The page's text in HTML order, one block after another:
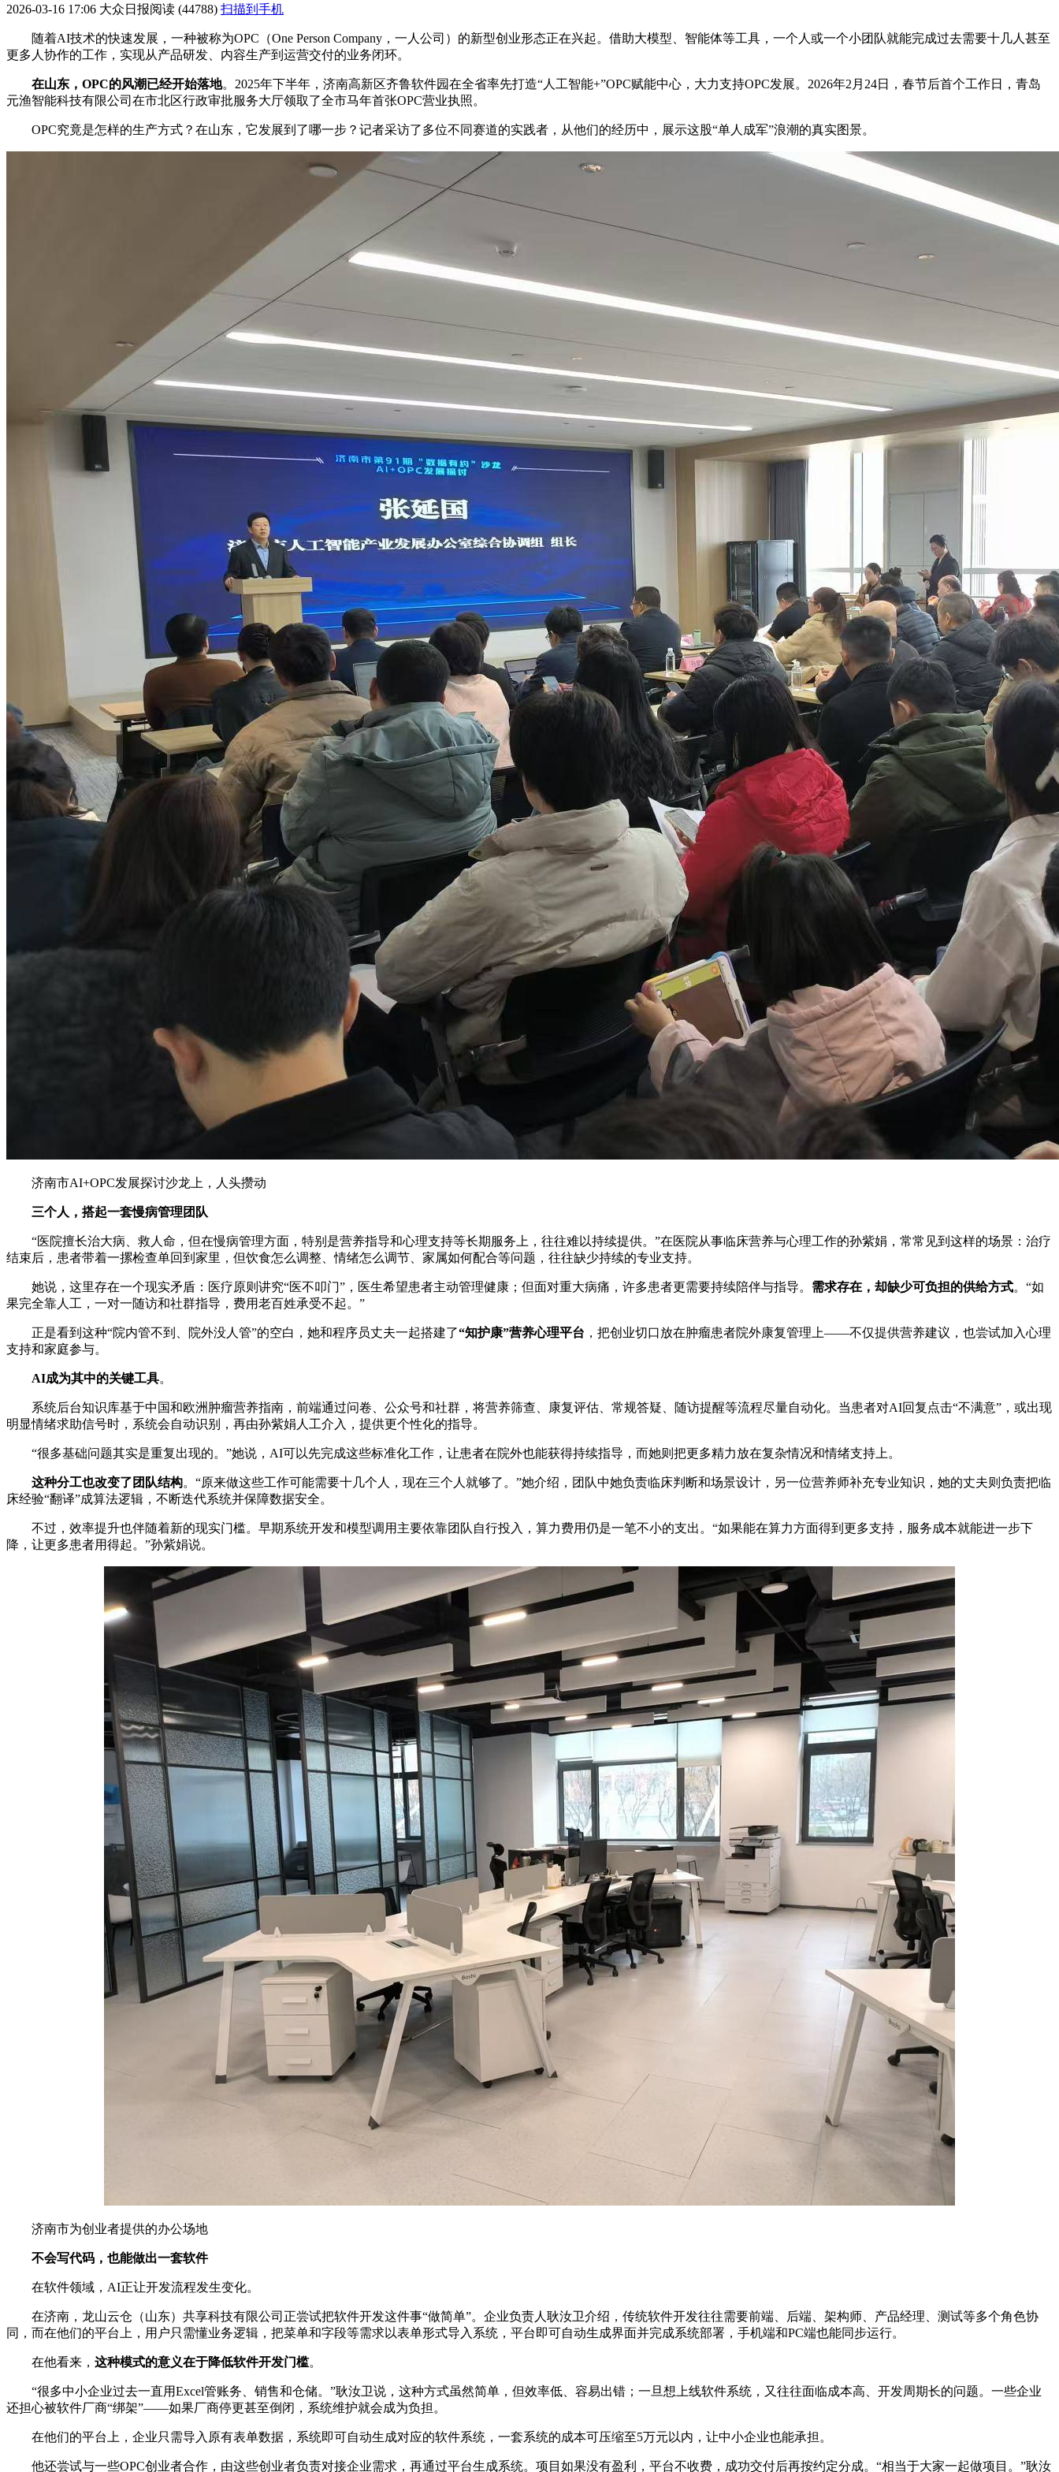
2026-03-16 17:06 大众日报阅读 (44788) 扫描到手机
随着AI技术的快速发展，一种被称为OPC（One Person Company，一人公司）的新型创业形态正在兴起。借助大模型、智能体等工具，一个人或一个小团队就能完成过去需要十几人甚至
更多人协作的工作，实现从产品研发、内容生产到运营交付的业务闭环。
在山东，OPC的风潮已经开始落地。2025年下半年，济南高新区齐鲁软件园在全省率先打造“人工智能+”OPC赋能中心，大力支持OPC发展。2026年2月24日，春节后首个工作日，青岛
元渔智能科技有限公司在市北区行政审批服务大厅领取了全市马年首张OPC营业执照。
OPC究竟是怎样的生产方式？在山东，它发展到了哪一步？记者采访了多位不同赛道的实践者，从他们的经历中，展示这股“单人成军”浪潮的真实图景。
济南市AI+OPC发展探讨沙龙上，人头攒动
三个人，搭起一套慢病管理团队
“医院擅长治大病、救人命，但在慢病管理方面，特别是营养指导和心理支持等长期服务上，往往难以持续提供。”在医院从事临床营养与心理工作的孙紫娟，常常见到这样的场景：治疗
结束后，患者带着一摞检查单回到家里，但饮食怎么调整、情绪怎么调节、家属如何配合等问题，往往缺少持续的专业支持。
她说，这里存在一个现实矛盾：医疗原则讲究“医不叩门”，医生希望患者主动管理健康；但面对重大病痛，许多患者更需要持续陪伴与指导。 需求存在，却缺少可负担的供给方式。“如
果完全靠人工，一对一随访和社群指导，费用老百姓承受不起。”
正是看到这种“院内管不到、院外没人管”的空白，她和程序员丈夫一起搭建了“知护康”营养心理平台 ，把创业切口放在肿瘤患者院外康复管理上——不仅提供营养建议，也尝试加入心理
支持和家庭参与。
AI成为其中的关键工具。
系统后台知识库基于中国和欧洲肿瘤营养指南，前端通过问卷、公众号和社群，将营养筛查、康复评估、常规答疑、随访提醒等流程尽量自动化。当患者对AI回复点击“不满意”，或出现
明显情绪求助信号时，系统会自动识别，再由孙紫娟人工介入，提供更个性化的指导。
“很多基础问题其实是重复出现的。”她说，AI可以先完成这些标准化工作，让患者在院外也能获得持续指导，而她则把更多精力放在复杂情况和情绪支持上。
这种分工也改变了团队结构。“原来做这些工作可能需要十几个人，现在三个人就够了。”她介绍，团队中她负责临床判断和场景设计，另一位营养师补充专业知识，她的丈夫则负责把临
床经验“翻译”成算法逻辑，不断迭代系统并保障数据安全。
不过，效率提升也伴随着新的现实门槛。早期系统开发和模型调用主要依靠团队自行投入，算力费用仍是一笔不小的支出。“如果能在算力方面得到更多支持，服务成本就能进一步下
降，让更多患者用得起。”孙紫娟说。
济南市为创业者提供的办公场地
不会写代码，也能做出一套软件
在软件领域，AI正让开发流程发生变化。
在济南，龙山云仓（山东）共享科技有限公司正尝试把软件开发这件事“做简单”。企业负责人耿汝卫介绍，传统软件开发往往需要前端、后端、架构师、产品经理、测试等多个角色协
同，而在他们的平台上，用户只需懂业务逻辑，把菜单和字段等需求以表单形式导入系统，平台即可自动生成界面并完成系统部署，手机端和PC端也能同步运行。
在他看来， 这种模式的意义在于降低软件开发门槛。
“很多中小企业过去一直用Excel管账务、销售和仓储。”耿汝卫说，这种方式虽然简单，但效率低、容易出错；一旦想上线软件系统，又往往面临成本高、开发周期长的问题。一些企业
还担心被软件厂商“绑架”——如果厂商停更甚至倒闭，系统维护就会成为负担。
在他们的平台上，企业只需导入原有表单数据，系统即可自动生成对应的软件系统，一套系统的成本可压缩至5万元以内，让中小企业也能承担。
他还尝试与一些OPC创业者合作，由这些创业者负责对接企业需求，再通过平台生成系统。项目如果没有盈利，平台不收费，成功交付后再按约定分成。“相当于大家一起做项目。”耿汝